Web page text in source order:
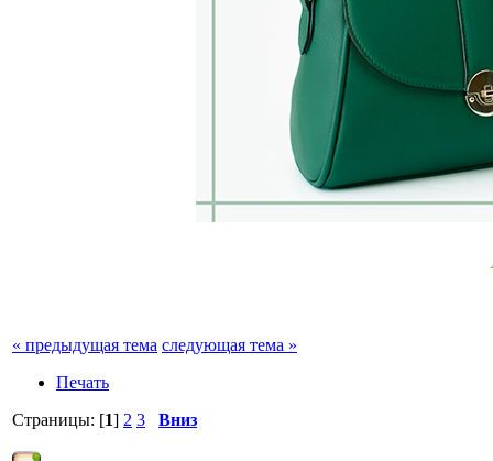
« предыдущая тема следующая тема »
Печать
Страницы: [1] 2 3 Вниз